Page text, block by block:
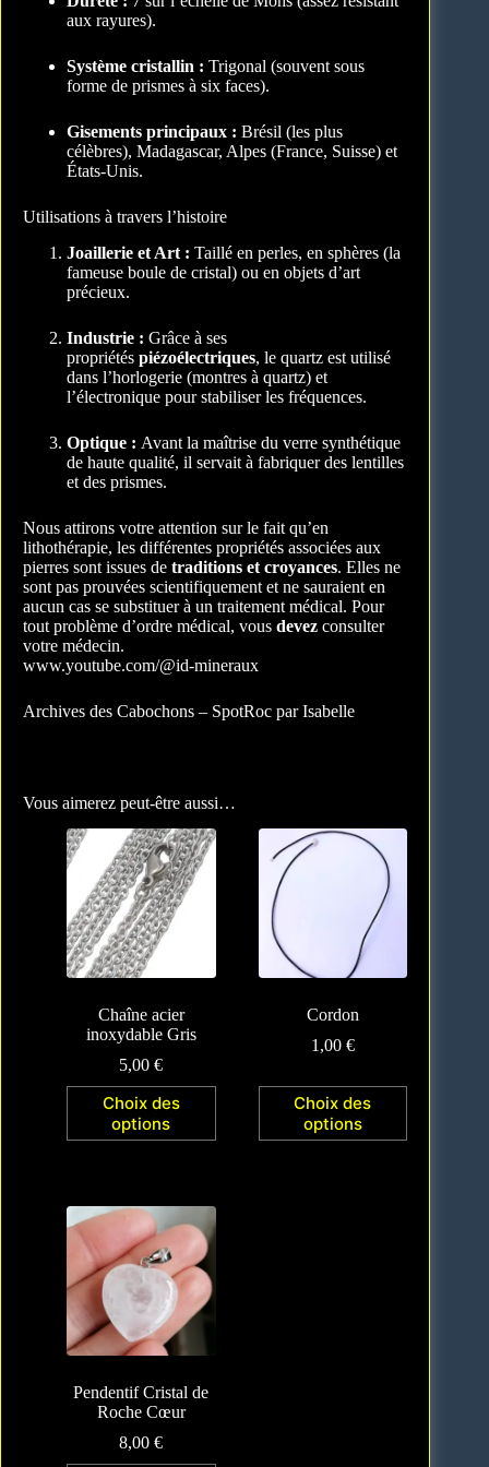
aux rayures).
Système cristallin : Trigonal (souvent sous
forme de prismes à six faces).
Gisements principaux : Brésil (les plus
célèbres), Madagascar, Alpes (France, Suisse) et
États-Unis.
Utilisations à travers l’histoire
Joaillerie et Art : Taillé en perles, en sphères (la
fameuse boule de cristal) ou en objets d’art
précieux.
Industrie : Grâce à ses
propriétés piézoélectriques, le quartz est utilisé
dans l’horlogerie (montres à quartz) et
l’électronique pour stabiliser les fréquences.
Optique : Avant la maîtrise du verre synthétique
de haute qualité, il servait à fabriquer des lentilles
et des prismes.
Nous attirons votre attention sur le fait qu’en
lithothérapie, les différentes propriétés associées aux
pierres sont issues de traditions et croyances. Elles ne
sont pas prouvées scientifiquement et ne sauraient en
aucun cas se substituer à un traitement médical. Pour
tout problème d’ordre médical, vous devez consulter
votre médecin.
www.youtube.com/@id-mineraux
Archives des Cabochons – SpotRoc par Isabelle
Vous aimerez peut-être aussi…
Chaîne acier
inoxydable Gris
5,00€
Choix des
options
Cordon
1,00 €
Choix des
options
Pendentif Cristal de
Roche Cœur
8,00€